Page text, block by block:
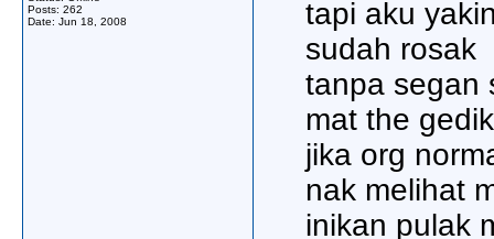
Posts: 262
Date: Jun 18, 2008
tapi aku
sudah rosak
tanpa segan
mat the gedik
jika org
nak melihat
inikan pulak